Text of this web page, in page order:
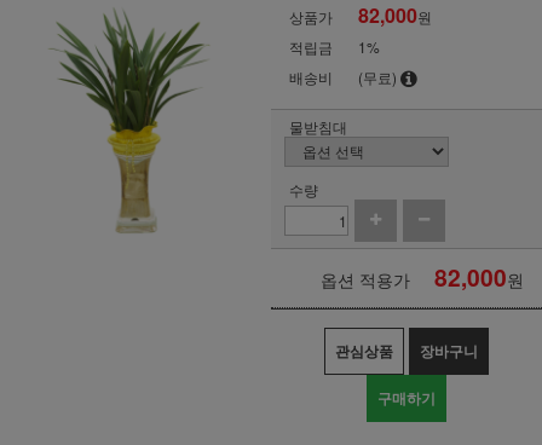
상품가 82,000원
적립금
1%
배송비
(무료)
물받침대
수량
옵션 적용가 82,000원
관심상품 장바구니
구매하기